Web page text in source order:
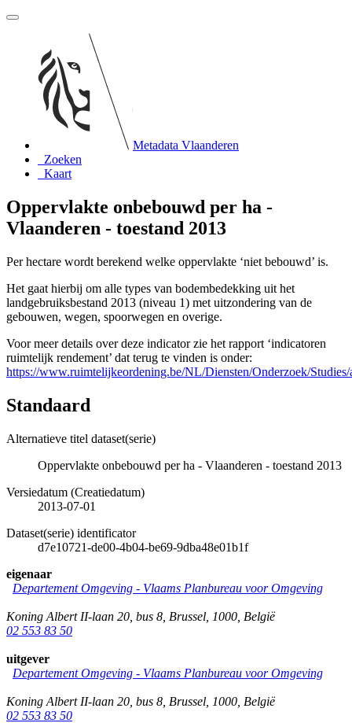
Metadata Vlaanderen
Zoeken
Kaart
Oppervlakte onbebouwd per ha -
Vlaanderen - toestand 2013
Per hectare wordt berekend welke oppervlakte ‘niet bebouwd’ is.
Het gaat hierbij om alle types van bodembedekking uit het
landgebruiksbestand 2013 (niveau 1) met uitzondering van de
gebouwen, wegen, spoorwegen en overige.
Voor meer details over deze indicator zie het rapport ‘indicatoren
ruimtelijk rendement’ dat terug te vinden is onder:
https://www.ruimtelijkeordening.be/NL/Diensten/Onderzoek/
Standaard
Alternatieve titel dataset(serie)
Oppervlakte onbebouwd per ha - Vlaanderen - toestand 2013
Versiedatum (Creatiedatum)
2013-07-01
Dataset(serie) identificator
d7e10721-de00-4b04-be69-9dba48e01b1f
eigenaar
Departement Omgeving - Vlaams Planbureau voor Omgeving
Koning Albert II-laan 20, bus 8 Brussel 1000 België
02 553 83 50
uitgever
Departement Omgeving - Vlaams Planbureau voor Omgeving
Koning Albert II-laan 20, bus 8 Brussel 1000 België
02 553 83 50